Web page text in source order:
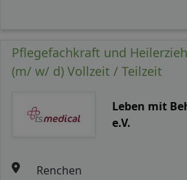
Pflegefachkraft und
(m/ w/ d) Vollzeit / Teilzeit
Leben mit
e.V.
Renchen